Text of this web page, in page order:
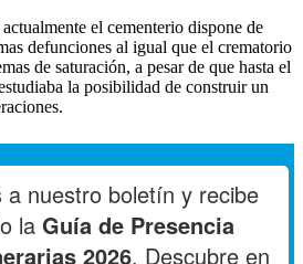
el cementerio dispone de
defunciones al igual que el crematorio
de saturación, a pesar de que hasta el
la posibilidad de construir un